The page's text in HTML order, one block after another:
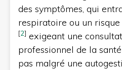
des symptômes, qui
respiratoire ou un
[2] exigeant une
professionnel de la
pas malgré une